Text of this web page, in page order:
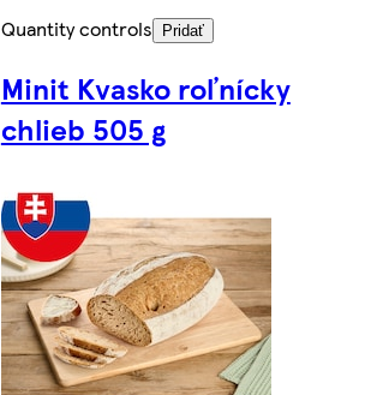
Quantity controls
Pridať
Minit Kvasko roľnícky
chlieb 505 g